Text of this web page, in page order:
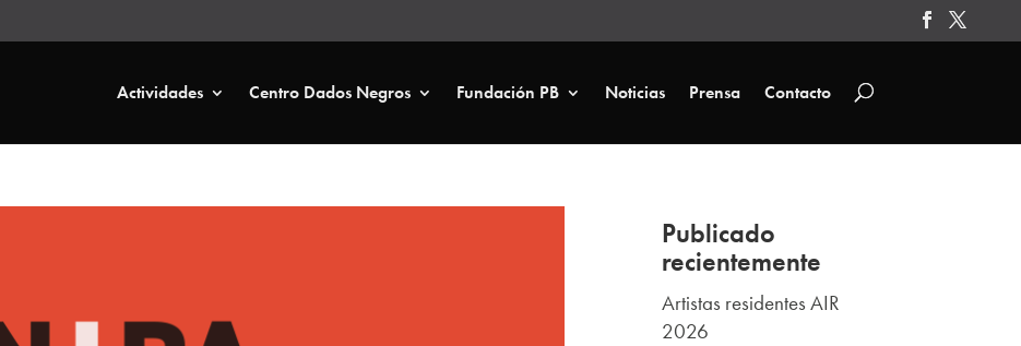
Actividades Centro Dados Negros Fundación PB Noticias Prensa Contacto
Publicado
recientemente
Artistas residentes AIR
2026